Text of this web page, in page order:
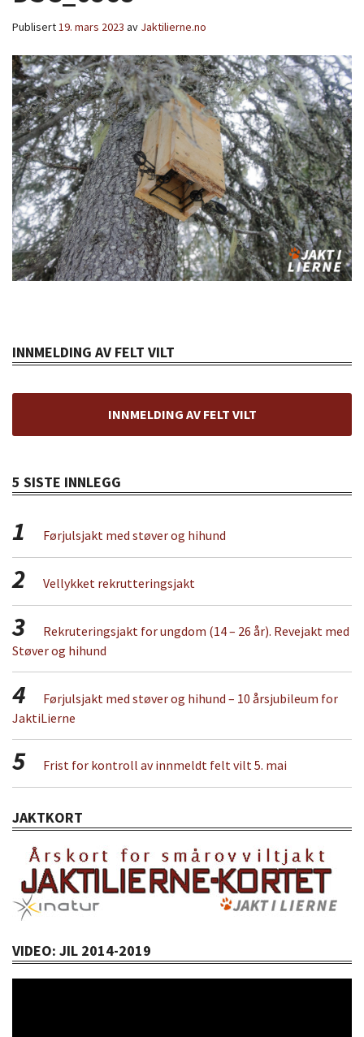
Publisert19. mars 2023 av Jaktilierne.no
INNMELDING AV FELT VILT
INNMELDING AV FELT VILT
5 SISTE INNLEGG
1 Førjulsjakt med støver og hihund
2 Vellykket rekrutteringsjakt
3
Rekruteringsjakt for ungdom (14 – 26 år). Revejakt med
Støver og hihund
4
Førjulsjakt med støver og hihund – 10 årsjubileum for
JaktiLierne
5 Frist for kontroll av innmeldt felt vilt 5. mai
JAKTKORT
VIDEO: JIL 2014-2019